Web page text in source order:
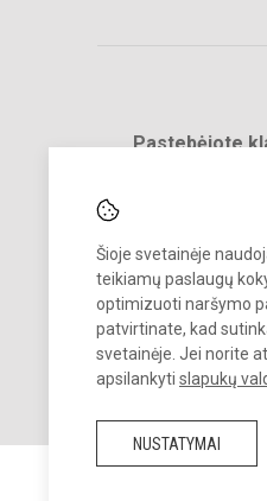
Šioje svetainėje
teikiamų paslaugų
optimizuoti naršymo
patvirtinate, kad
svetainėje. Jei norite
apsilankyti slapukų
NUSTATYMAI
Pastebėjote
© 2025. Kauno r. Babtų
Kopijuoti turinį be raštiško